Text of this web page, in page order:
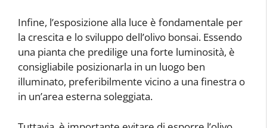
Infine, l’esposizione alla luce è fondamentale per
la crescita e lo sviluppo dell’olivo bonsai. Essendo
una pianta che predilige una forte luminosità, è
consigliabile posizionarla in un luogo ben
illuminato, preferibilmente vicino a una finestra o
in un’area esterna soleggiata.